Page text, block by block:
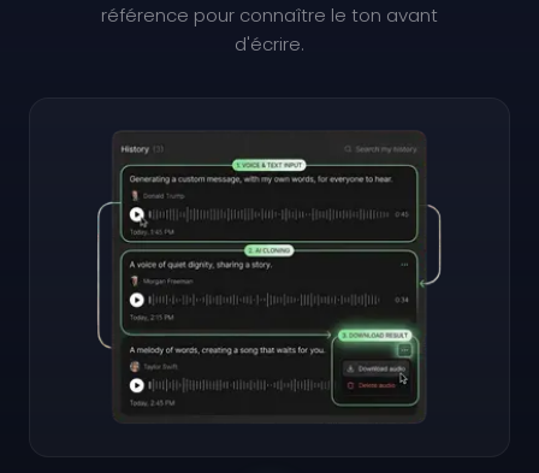
référence pour connaître le ton avant
d'écrire.